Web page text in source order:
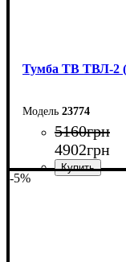
Тумба ТВ ТВЛ-2
23774
5160грн
4902грн
-5%